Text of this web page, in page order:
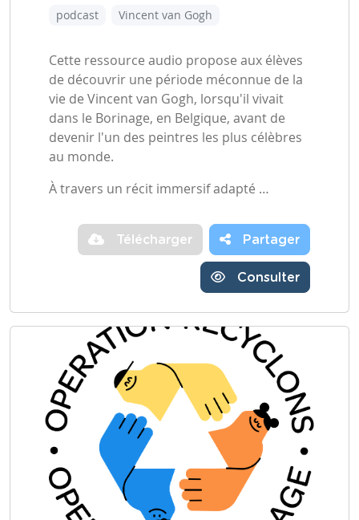
podcast
Vincent van Gogh
Cette ressource audio propose aux élèves
de découvrir une période méconnue de la
vie de Vincent van Gogh, lorsqu'il vivait
dans le Borinage, en Belgique, avant de
devenir l'un des peintres les plus célèbres
au monde.
À travers un récit immersif adapté …
Télécharger Partager
Consulter